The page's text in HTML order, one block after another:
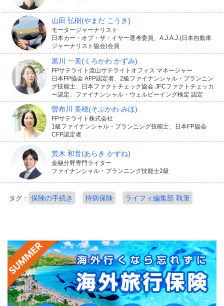
山田 弘樹(やまだ こうき)
モータージャーナリスト
日本カー・オブ・ザ・イヤー選考委員、A.J.A.J.(日本自動車
ジャーナリスト協会)会員
黒川 一美(くろかわ かずみ)
FPサテライト流山サテライトオフィス マネージャー
日本FP協会 AFP認定者、2級ファイナンシャル・プランニン
グ技能士、日本ファクトチェック協会 JFCファクトチェッカ
ー認定、ファイナンシャル・ウェルビーイング検定 認定
曽布川 美穂(そぶかわ みほ)
FPサテライト株式会社
1級ファイナンシャル・プランニング技能士、日本FP協会
CFP認定者
荒木 和音(あらき かずね)
金融分野専門ライター
ファイナンシャル・プランニング技能士2級
タグ： 保険の手続き 持病保険 ライフィ編集部 執筆